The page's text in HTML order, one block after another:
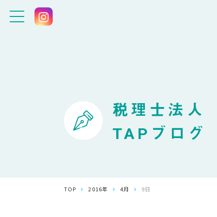
税理士法人
TAPブログ
TOP 2016年 4月 9日